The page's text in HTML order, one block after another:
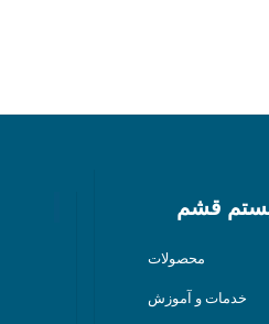
قشم
محصولات
خدمات و آموزش